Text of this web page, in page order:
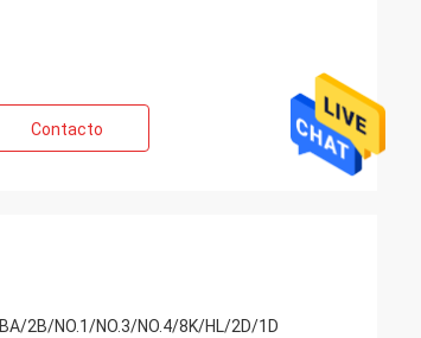
Contacto
BA/2B/NO.1/NO.3/NO.4/8K/HL/2D/1D